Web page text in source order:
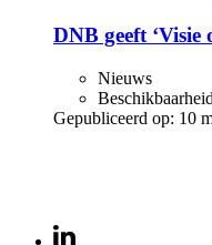
DNB geeft ‘Visie
Nieuws
Gepubliceerd op: 10